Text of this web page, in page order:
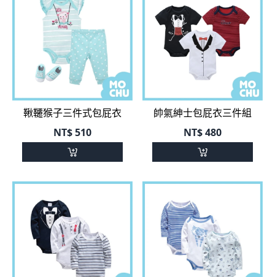
鞦韆猴子三件式包屁衣
NT$510
帥氣紳士包屁衣三件組
NT$480